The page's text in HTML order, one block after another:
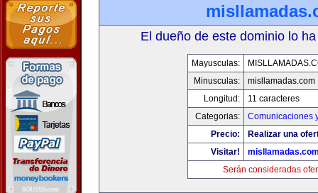
El dueño de este dominio lo
Mayusculas:
Minusculas:
misllamadas.com
Longitud:
11 caracteres
Categorias:
Comunicaciones
Precio:
Realizar una
Visitar!
Serán consideradas